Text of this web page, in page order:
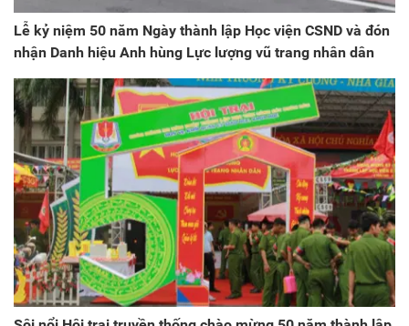
Lễ kỷ niệm 50 năm Ngày thành lập Học viện CSND và đón
nhận Danh hiệu Anh hùng Lực lượng vũ trang nhân dân